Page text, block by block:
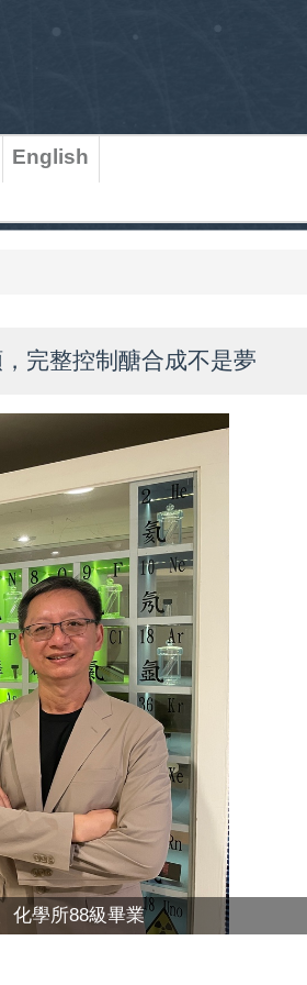
English
完整控制醣合成不是夢
化學所88級畢業